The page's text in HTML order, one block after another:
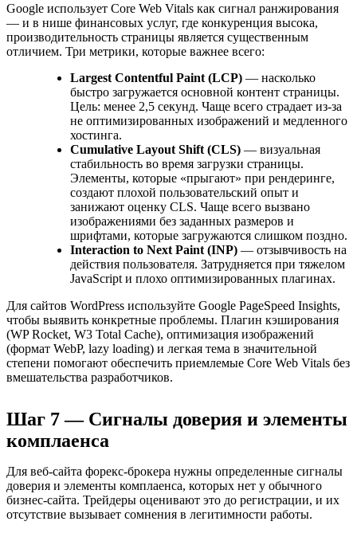
Google использует Core Web Vitals как сигнал ранжирования
— и в нише финансовых услуг, где конкуренция высока,
производительность страницы является существенным
отличием. Три метрики, которые важнее всего:
Largest Contentful Paint (LCP) — насколько
быстро загружается основной контент страницы.
Цель: менее 2,5 секунд. Чаще всего страдает из-за
не оптимизированных изображений и медленного
хостинга.
Cumulative Layout Shift (CLS) — визуальная
стабильность во время загрузки страницы.
Элементы, которые «прыгают» при рендеринге,
создают плохой пользовательский опыт и
занижают оценку CLS. Чаще всего вызвано
изображениями без заданных размеров и
шрифтами, которые загружаются слишком поздно.
Interaction to Next Paint (INP) — отзывчивость на
действия пользователя. Затрудняется при тяжелом
JavaScript и плохо оптимизированных плагинах.
Для сайтов WordPress используйте Google PageSpeed Insights,
чтобы выявить конкретные проблемы. Плагин кэширования
(WP Rocket, W3 Total Cache), оптимизация изображений
(формат WebP, lazy loading) и легкая тема в значительной
степени помогают обеспечить приемлемые Core Web Vitals без
вмешательства разработчиков.
Шаг 7 — Сигналы доверия и элементы
комплаенса
Для веб-сайта форекс-брокера нужны определенные сигналы
доверия и элементы комплаенса, которых нет у обычного
бизнес-сайта. Трейдеры оценивают это до регистрации, и их
отсутствие вызывает сомнения в легитимности работы.